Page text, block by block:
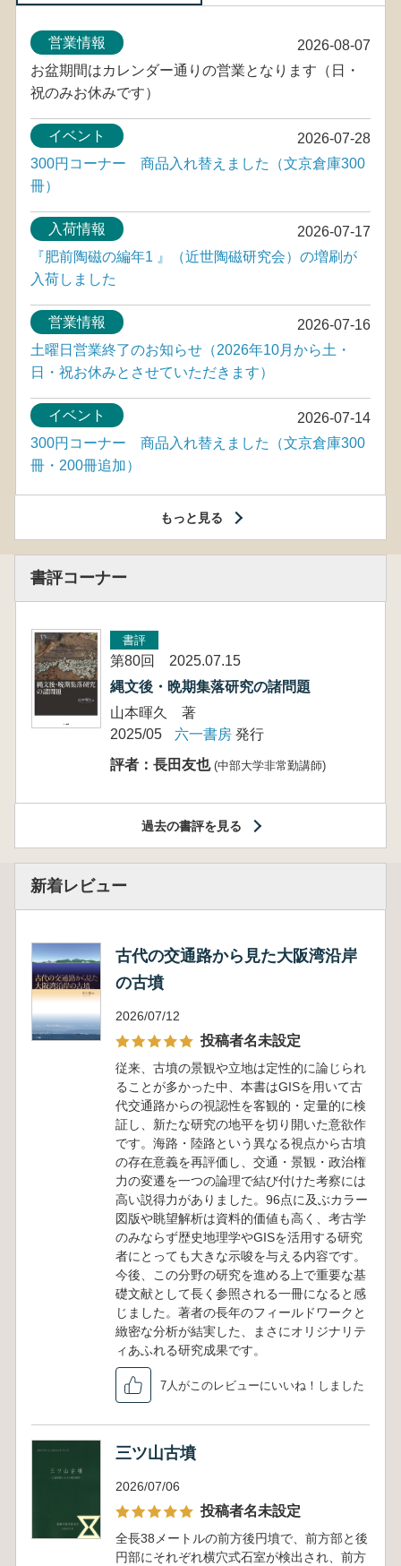
2026-08-07
営業情報
お盆期間はカレンダー通りの営業となります（日・
祝のみお休みです）
2026-07-28
イベント
300円コーナー 商品入れ替えました（文京倉庫300
冊）
2026-07-17
入荷情報
『肥前陶磁の編年1 』（近世陶磁研究会）の増刷が
入荷しました
2026-07-16
営業情報
土曜日営業終了のお知らせ（2026年10月から土・
日・祝お休みとさせていただきます）
2026-07-14
イベント
300円コーナー 商品入れ替えました（文京倉庫300
冊・200冊追加）
もっと見る
書評コーナー
書評
第80回 2025.07.15
縄文後・晩期集落研究の諸問題
山本暉久 著
2025/05
六一書房 発行
評者：長田友也 (中部大学非常勤講師)
過去の書評を見る
新着レビュー
古代の交通路から見た大阪湾沿岸
の古墳
2026/07/12
投稿者名未設定
従来、古墳の景観や立地は定性的に論じられ
ることが多かった中、本書はGISを用いて古
代交通路からの視認性を客観的・定量的に検
証し、新たな研究の地平を切り開いた意欲作
です。海路・陸路という異なる視点から古墳
の存在意義を再評価し、交通・景観・政治権
力の変遷を一つの論理で結び付けた考察には
高い説得力がありました。96点に及ぶカラー
図版や眺望解析は資料的価値も高く、考古学
のみならず歴史地理学やGISを活用する研究
者にとっても大きな示唆を与える内容です。
今後、この分野の研究を進める上で重要な基
礎文献として長く参照される一冊になると感
じました。著者の長年のフィールドワークと
緻密な分析が結実した、まさにオリジナリテ
ィあふれる研究成果です。
7人がこのレビューにいいね！しました
三ツ山古墳
2026/07/06
投稿者名未設定
全長38メートルの前方後円墳で、前方部と後
円部にそれぞれ横穴式石室が検出され、前方